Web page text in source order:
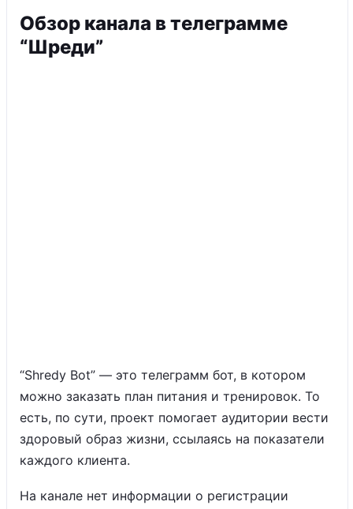
Обзор канала в телеграмме
“Шреди”
“Shredy Bot” — это телеграмм бот, в котором
можно заказать план питания и тренировок. То
есть, по сути, проект помогает аудитории вести
здоровый образ жизни, ссылаясь на показатели
каждого клиента.
На канале нет информации о регистрации